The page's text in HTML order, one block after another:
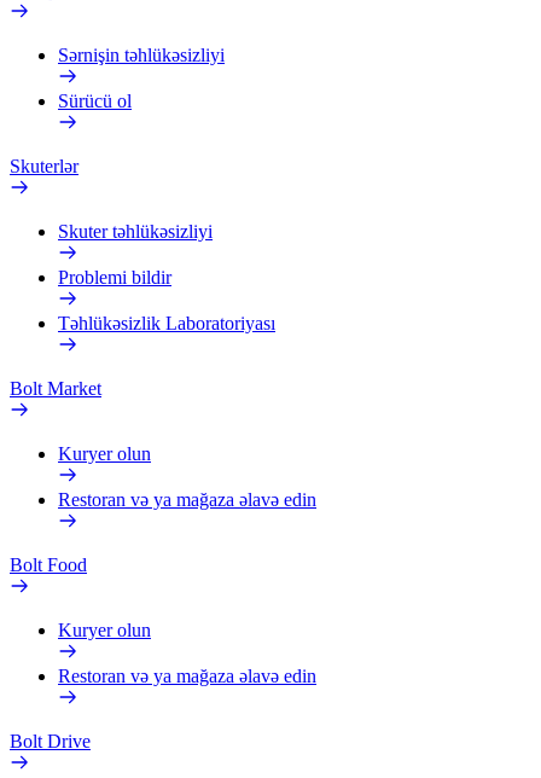
Sərnişin təhlükəsizliyi
Sürücü ol
Skuterlər
Skuter təhlükəsizliyi
Problemi bildir
Təhlükəsizlik Laboratoriyası
Bolt Market
Kuryer olun
Restoran və ya mağaza əlavə edin
Bolt Food
Kuryer olun
Restoran və ya mağaza əlavə edin
Bolt Drive